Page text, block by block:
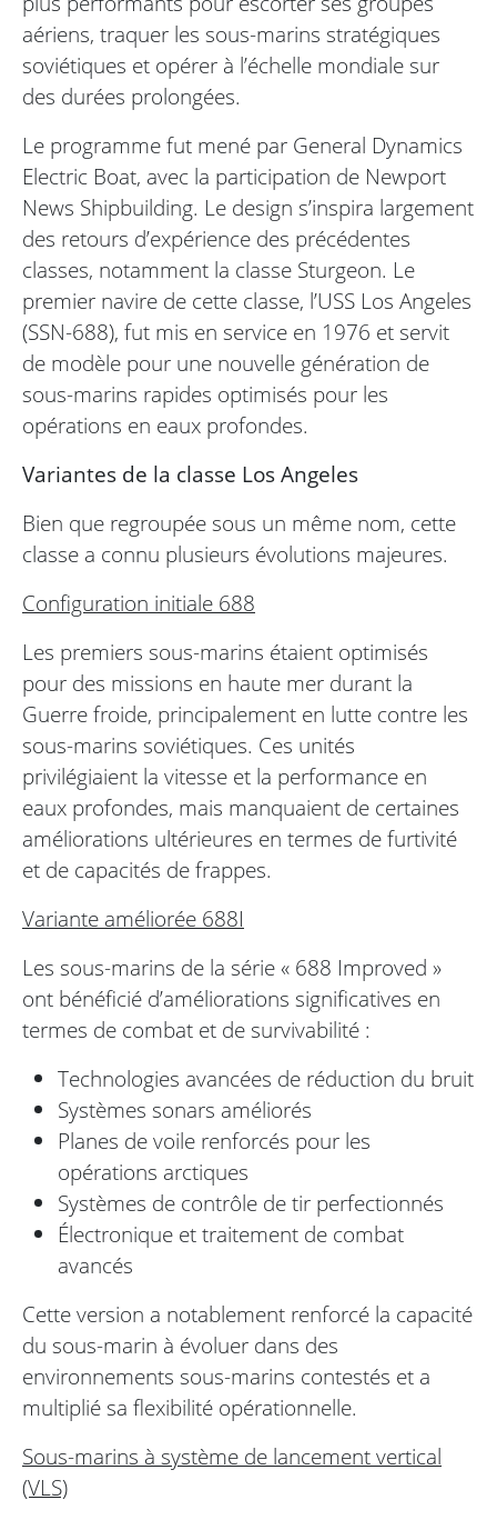
aériens, traquer les sous-marins stratégiques
soviétiques et opérer à l’échelle mondiale sur
des durées prolongées.
Le programme fut mené par General Dynamics
Electric Boat, avec la participation de Newport
News Shipbuilding. Le design s’inspira largement
des retours d’expérience des précédentes
classes, notamment la classe Sturgeon. Le
premier navire de cette classe, l’USS Los Angeles
(SSN-688), fut mis en service en 1976 et servit
de modèle pour une nouvelle génération de
sous-marins rapides optimisés pour les
opérations en eaux profondes.
Variantes de la classe Los Angeles
Bien que regroupée sous un même nom, cette
classe a connu plusieurs évolutions majeures.
Configuration initiale 688
Les premiers sous-marins étaient optimisés
pour des missions en haute mer durant la
Guerre froide, principalement en lutte contre les
sous-marins soviétiques. Ces unités
privilégiaient la vitesse et la performance en
eaux profondes, mais manquaient de certaines
améliorations ultérieures en termes de furtivité
et de capacités de frappes.
Variante améliorée 688I
Les sous-marins de la série « 688 Improved »
ont bénéficié d’améliorations significatives en
termes de combat et de survivabilité :
Technologies avancées de réduction du bruit
Systèmes sonars améliorés
Planes de voile renforcés pour les
opérations arctiques
Systèmes de contrôle de tir perfectionnés
Électronique et traitement de combat
avancés
Cette version a notablement renforcé la capacité
du sous-marin à évoluer dans des
environnements sous-marins contestés et a
multiplié sa flexibilité opérationnelle.
Sous-marins à système de lancement vertical
(VLS)